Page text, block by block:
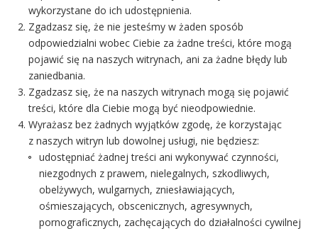
wykorzystane do ich udostępnienia.
Zgadzasz się, że nie jesteśmy w żaden sposób
odpowiedzialni wobec Ciebie za żadne treści, które mogą
pojawić się na naszych witrynach, ani za żadne błędy lub
zaniedbania.
Zgadzasz się, że na naszych witrynach mogą się pojawić
treści, które dla Ciebie mogą być nieodpowiednie.
Wyrażasz bez żadnych wyjątków zgodę, że korzystając
z naszych witryn lub dowolnej usługi, nie będziesz:
udostępniać żadnej treści ani wykonywać czynności,
niezgodnych z prawem, nielegalnych, szkodliwych,
obelżywych, wulgarnych, zniesławiających,
ośmieszających, obscenicznych, agresywnych,
pornograficznych, zachęcających do działalności cywilnej